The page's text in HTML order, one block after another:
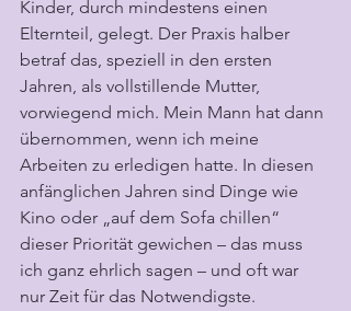
Kinder, durch mindestens einen
Elternteil, gelegt. Der Praxis halber
betraf das, speziell in den ersten
Jahren, als vollstillende Mutter,
vorwiegend mich. Mein Mann hat dann
übernommen, wenn ich meine
Arbeiten zu erledigen hatte. In diesen
anfänglichen Jahren sind Dinge wie
Kino oder „auf dem Sofa chillen“
dieser Priorität gewichen – das muss
ich ganz ehrlich sagen – und oft war
nur Zeit für das Notwendigste.